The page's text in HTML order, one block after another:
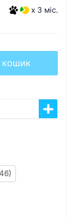
x 3 міс.
кошик